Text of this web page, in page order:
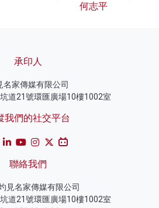
何志平
承印人
名家傳媒有限公司
道21號環匯廣場10樓1002室
我們的社交平台
聯絡我們
見名家傳媒有限公司
道21號環匯廣場10樓1002室